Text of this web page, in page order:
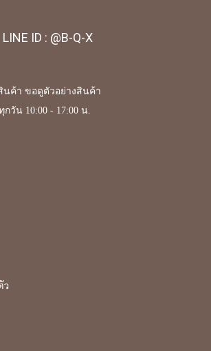
LINE ID : @B-Q-X
นค้า ขอดูตัวอย่างสินค้า
น 10:00 - 17:00 น.
ว